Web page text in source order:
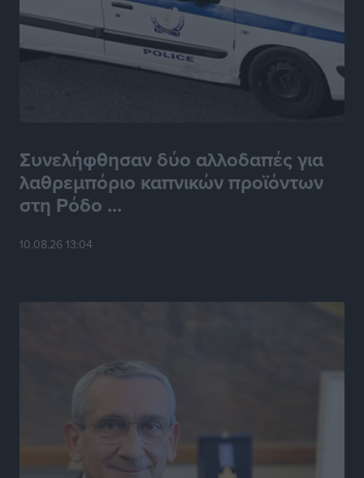
Συνελήφθησαν δύο αλλοδαπές για
λαθρεμπόριο καπνικών προϊόντων
στη Ρόδο ...
10.08.26 13:04